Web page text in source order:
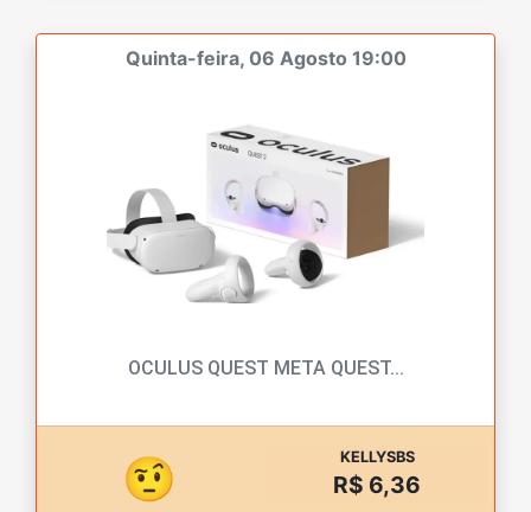
Quinta-feira, 06 Agosto 19:00
OCULUS QUEST META QUEST...
🤨 KELLYSBS
R$ 6,36